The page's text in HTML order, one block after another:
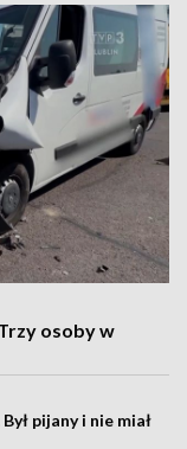
osoby w
pijany i nie miał